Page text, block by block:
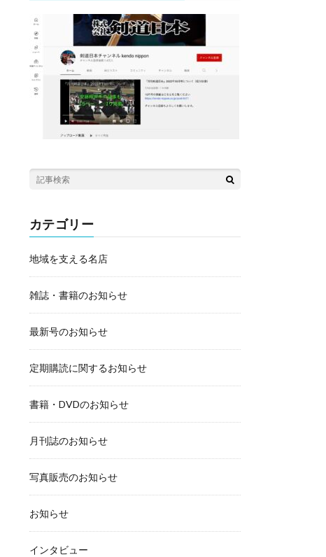
カテゴリー
地域を支える名店
雑誌・書籍のお知らせ
最新号のお知らせ
定期購読に関するお知らせ
書籍・DVDのお知らせ
月刊誌のお知らせ
写真販売のお知らせ
お知らせ
インタビュー